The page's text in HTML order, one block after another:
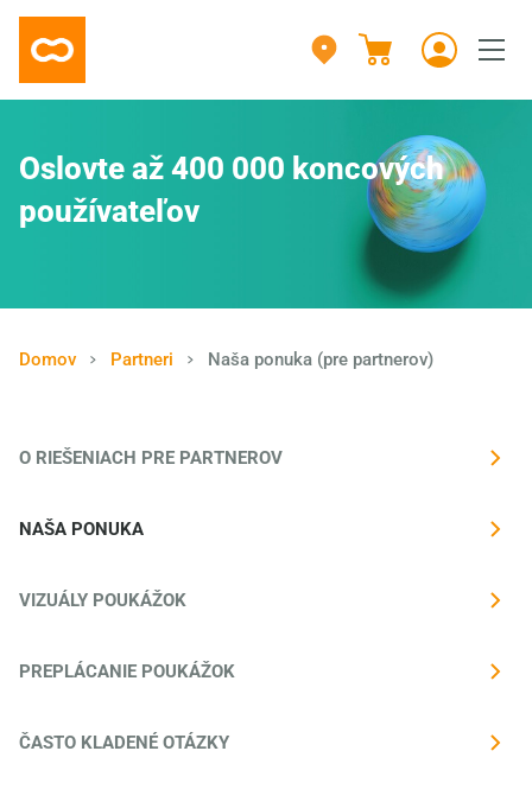
Oslovte až 400 000 koncových
používateľov
Domov Partneri Naša ponuka (pre partnerov)
O RIEŠENIACH PRE PARTNEROV
NAŠA PONUKA
VIZUÁLY POUKÁŽOK
PREPLÁCANIE POUKÁŽOK
ČASTO KLADENÉ OTÁZKY